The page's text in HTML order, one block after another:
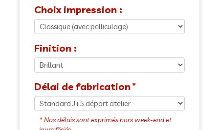
Choix impression :
Finition :
Délai de fabrication